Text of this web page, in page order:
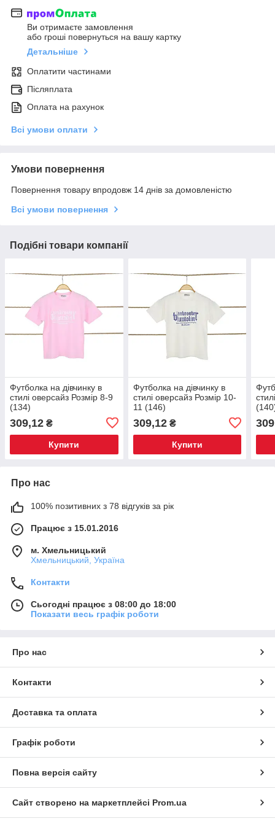
Ви отримаєте замовлення
або гроші повернуться на вашу картку
Детальніше
Оплатити частинами
Післяплата
Оплата на рахунок
Всі умови оплати
Умови повернення
Повернення товару впродовж 14 днів за домовленістю
Всі умови повернення
Подібні товари компанії
Футболка на дівчинку в
стилі оверсайз Розмір 8-9
(134)
309,12 ₴
Купити
Футболка на дівчинку в
стилі оверсайз Розмір 10-
11 (146)
309,12₴
Купити
Про нас
100% позитивних з 78 відгуків за рік
Працює з 15.01.2016
м. Хмельницький
Хмельницький, Україна
Контакти
Сьогодні працює з 08:00 до 18:00
Показати весь графік роботи
Про нас
Контакти
Доставка та оплата
Графік роботи
Повна версія сайту
Сайт створено на маркетплейсі Prom.ua